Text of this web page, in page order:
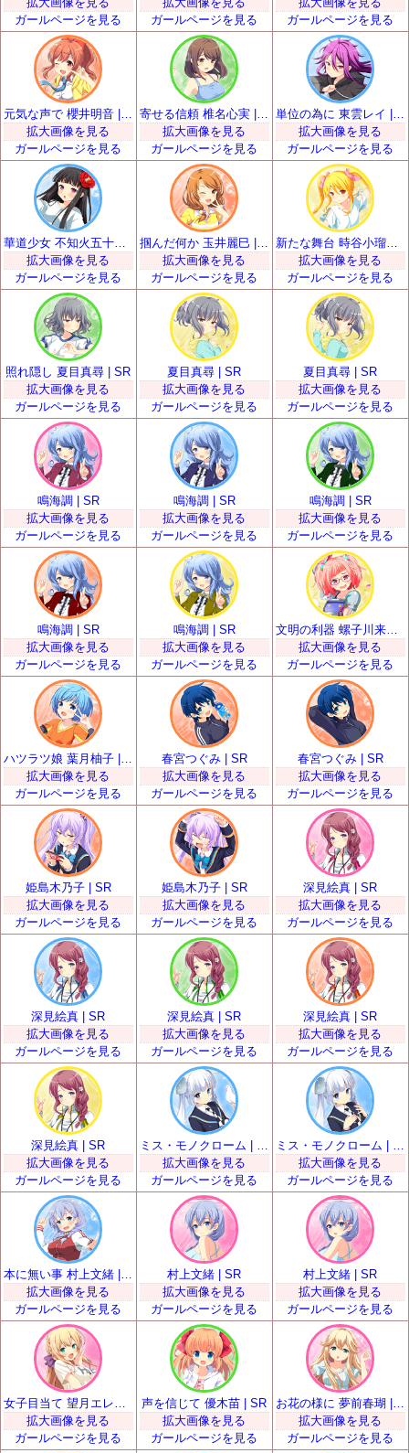
ガールページを見る
ガールページを見る
ガールページを見る
拡大画像を見る
ガールページを見る
寄せる信頼 椎名心実 | SR
拡大画像を見る
ガールページを見る
単位の為に 東雲レイ | SR
拡大画像を見る
ガールページを見る
拡大画像を見る
ガールページを見る
掴んだ何か 玉井麗巳 | SR
拡大画像を見る
ガールページを見る
新たな舞台 時谷小瑠璃 | SR
拡大画像を見る
ガールページを見る
照れ隠し 夏目真尋 | SR
拡大画像を見る
ガールページを見る
夏目真尋 | SR
拡大画像を見る
ガールページを見る
夏目真尋 | SR
拡大画像を見る
ガールページを見る
鳴海調 | SR
拡大画像を見る
ガールページを見る
鳴海調 | SR
拡大画像を見る
ガールページを見る
鳴海調 | SR
拡大画像を見る
ガールページを見る
鳴海調 | SR
拡大画像を見る
ガールページを見る
鳴海調 | SR
拡大画像を見る
ガールページを見る
文明の利器 螺子川来夢 | SR
拡大画像を見る
ガールページを見る
拡大画像を見る
ガールページを見る
春宮つぐみ | SR
拡大画像を見る
ガールページを見る
春宮つぐみ | SR
拡大画像を見る
ガールページを見る
姫島木乃子 | SR
拡大画像を見る
ガールページを見る
姫島木乃子 | SR
拡大画像を見る
ガールページを見る
深見絵真 | SR
拡大画像を見る
ガールページを見る
深見絵真 | SR
拡大画像を見る
ガールページを見る
深見絵真 | SR
拡大画像を見る
ガールページを見る
深見絵真 | SR
拡大画像を見る
ガールページを見る
深見絵真 | SR
拡大画像を見る
ガールページを見る
拡大画像を見る
ガールページを見る
拡大画像を見る
ガールページを見る
拡大画像を見る
ガールページを見る
村上文緒 | SR
拡大画像を見る
ガールページを見る
村上文緒 | SR
拡大画像を見る
ガールページを見る
拡大画像を見る
ガールページを見る
声を信じて 優木苗 | SR
拡大画像を見る
ガールページを見る
お花の様に 夢前春瑚 | SR
拡大画像を見る
ガールページを見る